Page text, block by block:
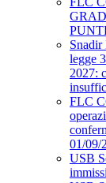
legge
2027:
FLC
01/09/
USB